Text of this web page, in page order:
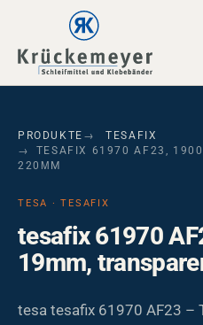
Skip to main navigation
Skip to main content
Skip to page footer
PRODUKTE
TESAFIX
TESAFIX 61970 AF23,
220ΜM
TESA · TESAFIX
tesafix 61970
19mm,
tesa tesafix 61970 AF23 –